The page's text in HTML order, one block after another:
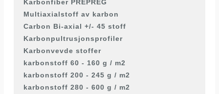
Karbonfiber PREPREG
Multiaxialstoff av karbon
Carbon Bi-axial +/- 45 stoff
Karbonpultrusjonsprofiler
Karbonvevde stoffer
karbonstoff 60 - 160 g / m2
karbonstoff 200 - 245 g / m2
karbonstoff 280 - 600 g / m2